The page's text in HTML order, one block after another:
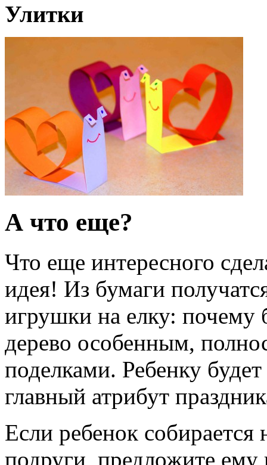
Улитки
А что еще?
Что еще интересного
идея! Из бумаги
игрушки на елку: почему
дерево особенным,
поделками. Ребенку
главный атрибут
Если ребенок
подруги, предложите ему